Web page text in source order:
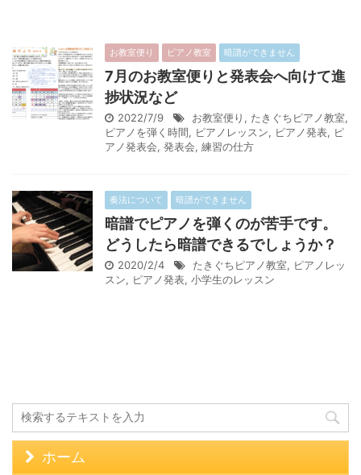
お教室便り ピアノ教室 暗譜ができません
7月のお教室便りと発表会へ向けて進
捗状況など
2022/7/9 お教室便り , たきぐちピアノ教室,
ピアノを弾く時間, ピアノレッスン, ピアノ発表, ピ
アノ発表会, 発表会, 練習の仕方
奏法について 暗譜ができません
暗譜でピアノを弾くのが苦手です。
どうしたら暗譜できるでしょうか？
2020/2/4 たきぐちピアノ教室, ピアノレッ
スン, ピアノ発表, 小学生のレッスン
ホーム